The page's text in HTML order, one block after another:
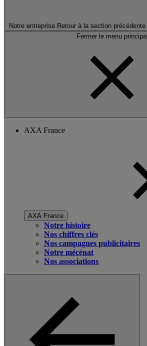
Notre entreprise Retour à la section précédente
Fermer le menu principal
AXA France
AXA France
Notre histoire
Nos chiffres clés
Nos campagnes publicitaires
Notre mécénat
Nos associations